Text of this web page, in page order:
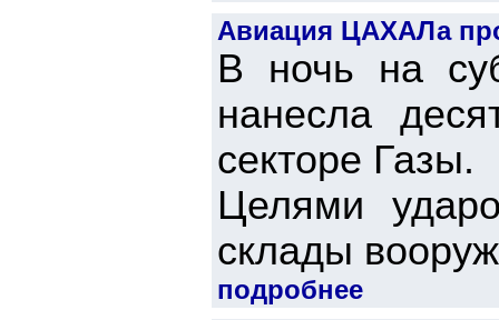
Авиация ЦАХАЛа
В ночь на
нанесла
секторе Газы.
Целями
склады
подробнее